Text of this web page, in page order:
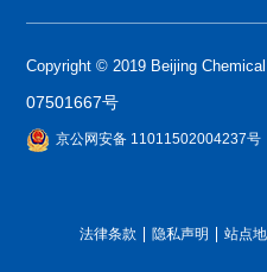
Copyright © 2019 Beijing
07501667号
京公网安备 11011502004237号
法律条款 隐私声明 站点